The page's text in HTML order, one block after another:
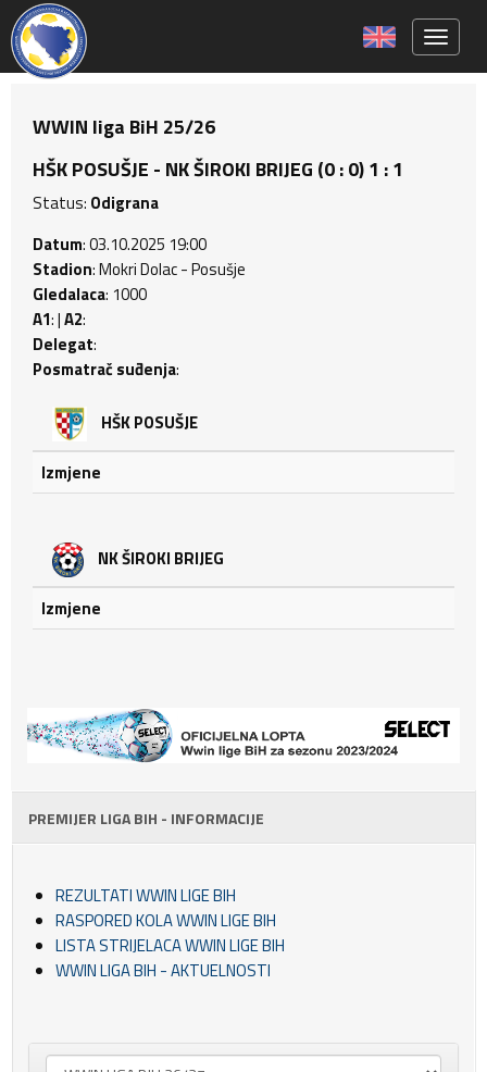
WWIN liga BiH 25/26
HŠK POSUŠJE - NK ŠIROKI BRIJEG (0 : 0) 1 : 1
Status: Odigrana
Datum: 03.10.2025 19:00
Stadion: Mokri Dolac - Posušje
Gledalaca: 1000
A1: |A2:
Delegat:
Posmatrač suđenja:
HŠK POSUŠJE
Izmjene
NK ŠIROKI BRIJEG
Izmjene
PREMIJER LIGA BIH - INFORMACIJE
REZULTATI WWIN LIGE BIH
RASPORED KOLA WWIN LIGE BIH
LISTA STRIJELACA WWIN LIGE BIH
WWIN LIGA BIH - AKTUELNOSTI